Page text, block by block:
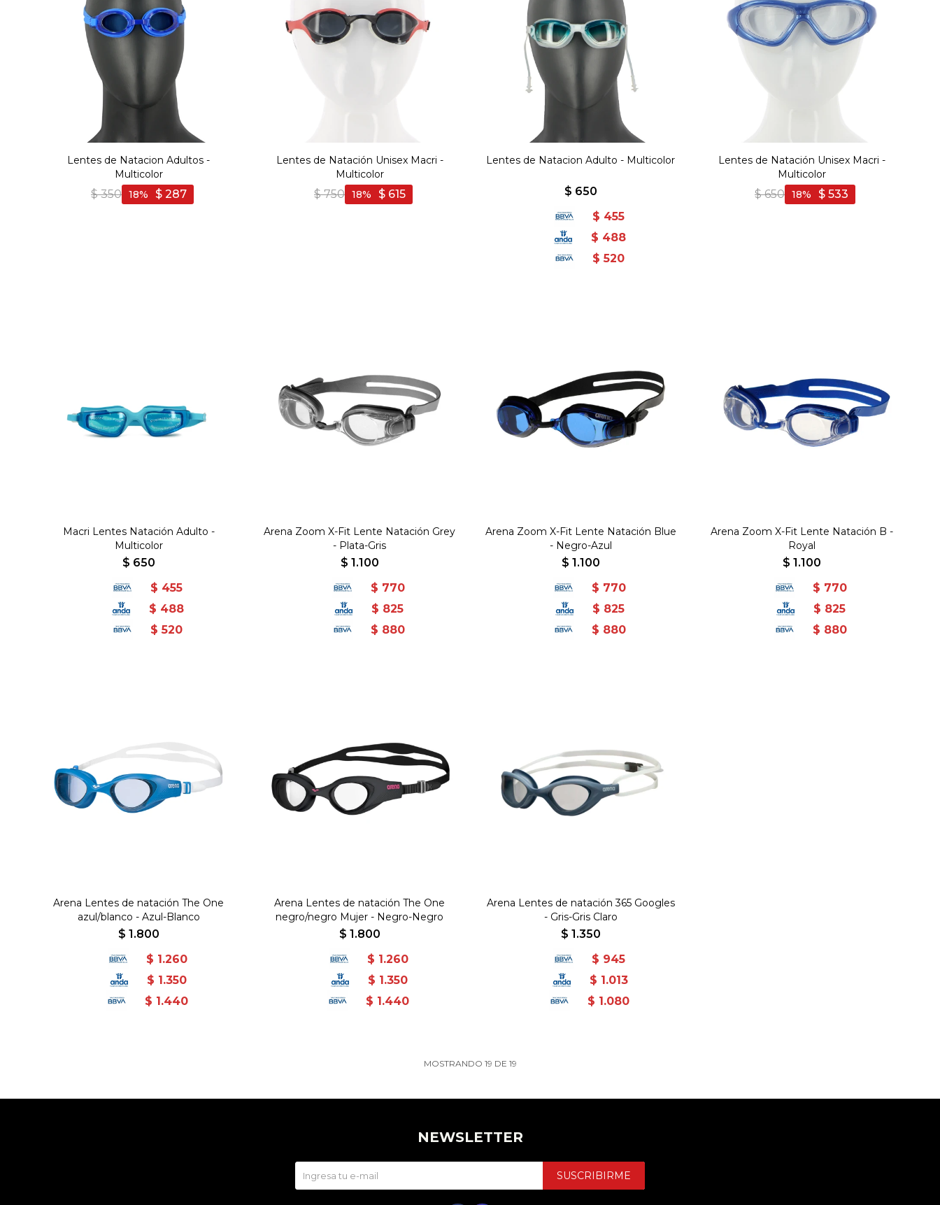
Lentes de Natacion Adultos -
Multicolor
$ 350 $ 287
18
Lentes de Natación Unisex Macri -
Multicolor
$ 750 $ 615
18
Lentes de Natacion Adulto - Multicolor
$ 650
$ 455
$ 488
$ 520
Lentes de Natación Unisex Macri -
Multicolor
$ 650 $ 533
18
Macri Lentes Natación Adulto -
Multicolor
$ 650
$ 455
$ 488
$ 520
Arena Zoom X-Fit Lente Natación Grey
- Plata-Gris
$ 1.100
$ 770
$ 825
$ 880
Arena Zoom X-Fit Lente Natación Blue
- Negro-Azul
$ 1.100
$ 770
$ 825
$ 880
Arena Zoom X-Fit Lente Natación B -
Royal
$ 1.100
$ 770
$ 825
$ 880
Arena Lentes de natación The One
azul/blanco - Azul-Blanco
$ 1.800
$ 1.260
$ 1.350
$ 1.440
Arena Lentes de natación The One
negro/negro Mujer - Negro-Negro
$ 1.800
$ 1.260
$ 1.350
$ 1.440
Arena Lentes de natación 365 Googles
- Gris-Gris Claro
$ 1.350
$ 945
$ 1.013
$ 1.080
MOSTRANDO 19 DE 19
NEWSLETTER
SUSCRIBIRME